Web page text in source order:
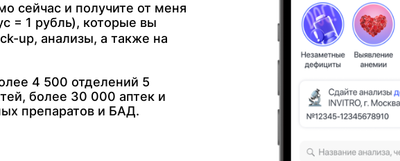
сейчас и получите от меня
= 1 рубль), которые вы
up, анализы, а также на
4 500 отделений 5
более 30 000 аптек и
препаратов и БАД.